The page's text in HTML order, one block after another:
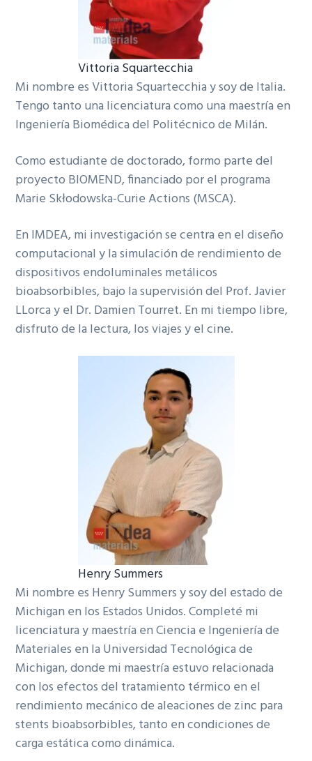
Vittoria Squartecchia
Mi nombre es Vittoria Squartecchia y soy de Italia.
Tengo tanto una licenciatura como una maestría en
Ingeniería Biomédica del Politécnico de Milán.
Como estudiante de doctorado, formo parte del
proyecto BIOMEND, financiado por el programa
Marie Skłodowska-Curie Actions (MSCA).
En IMDEA, mi investigación se centra en el diseño
computacional y la simulación de rendimiento de
dispositivos endoluminales metálicos
bioabsorbibles, bajo la supervisión del Prof. Javier
LLorca y el Dr. Damien Tourret. En mi tiempo libre,
disfruto de la lectura, los viajes y el cine.
Henry Summers
Mi nombre es Henry Summers y soy del estado de
Michigan en los Estados Unidos. Completé mi
licenciatura y maestría en Ciencia e Ingeniería de
Materiales en la Universidad Tecnológica de
Michigan, donde mi maestría estuvo relacionada
con los efectos del tratamiento térmico en el
rendimiento mecánico de aleaciones de zinc para
stents bioabsorbibles, tanto en condiciones de
carga estática como dinámica.